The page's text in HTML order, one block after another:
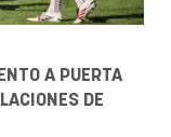
A PUERTA
DE